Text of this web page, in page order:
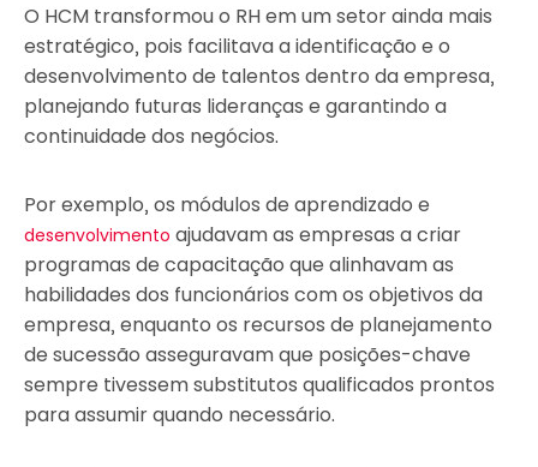
O HCM transformou o RH em um setor ainda mais
estratégico, pois facilitava a identificação e o
desenvolvimento de talentos dentro da empresa,
planejando futuras lideranças e garantindo a
continuidade dos negócios.
Por exemplo, os módulos de aprendizado e
desenvolvimento ajudavam as empresas a criar
programas de capacitação que alinhavam as
habilidades dos funcionários com os objetivos da
empresa, enquanto os recursos de planejamento
de sucessão asseguravam que posições-chave
sempre tivessem substitutos qualificados prontos
para assumir quando necessário.